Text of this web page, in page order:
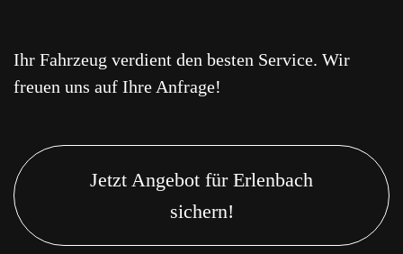
Ihr Fahrzeug verdient den besten Service. Wir
freuen uns auf Ihre Anfrage!
Jetzt Angebot für Erlenbach
sichern!